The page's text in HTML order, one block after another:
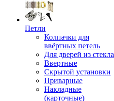
Петли
Колпачки для
ввёртных петель
Для дверей из стекла
Ввертные
Скрытой установки
Приварные
Накладные
(карточные)